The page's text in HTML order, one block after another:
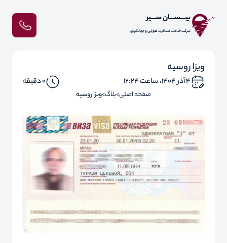
بیـــســـان ســـیر
شرکت خدمات مسافرت هوایی و جهانگردی
ویزا روسیه
۴ آذر ۱۴۰۴، ساعت ۱۲:۲۴ 0 دقیقه
صفحه اصلی بلاگ ویزا روسیه